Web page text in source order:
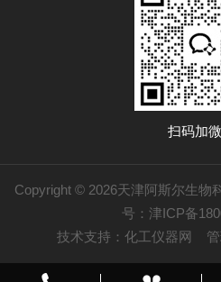
扫码加
Copyright © 2026天津阿斯尔生
号：津ICP备
技术支持： 化工仪器网